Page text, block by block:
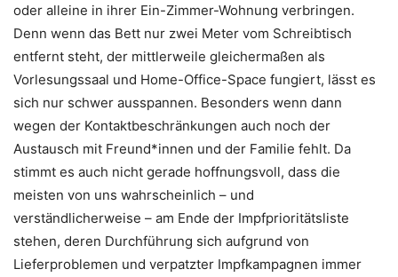
oder alleine in ihrer Ein-Zimmer-Wohnung verbringen.
Denn wenn das Bett nur zwei Meter vom Schreibtisch
entfernt steht, der mittlerweile gleichermaßen als
Vorlesungssaal und Home-Office-Space fungiert, lässt es
sich nur schwer ausspannen. Besonders wenn dann
wegen der Kontaktbeschränkungen auch noch der
Austausch mit Freund*innen und der Familie fehlt. Da
stimmt es auch nicht gerade hoffnungsvoll, dass die
meisten von uns wahrscheinlich – und
verständlicherweise – am Ende der Impfprioritätsliste
stehen, deren Durchführung sich aufgrund von
Lieferproblemen und verpatzter Impfkampagnen immer